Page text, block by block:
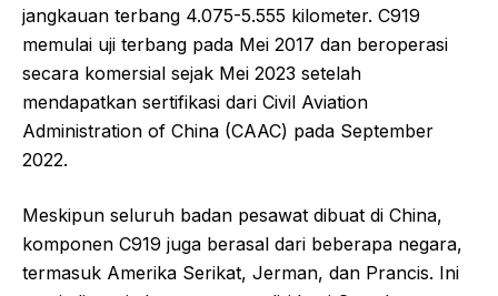
jangkauan terbang 4.075-5.555 kilometer. C919
memulai uji terbang pada Mei 2017 dan beroperasi
secara komersial sejak Mei 2023 setelah
mendapatkan sertifikasi dari Civil Aviation
Administration of China (CAAC) pada September
2022.
Meskipun seluruh badan pesawat dibuat di China,
komponen C919 juga berasal dari beberapa negara,
termasuk Amerika Serikat, Jerman, dan Prancis. Ini